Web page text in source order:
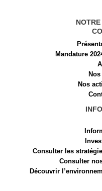
Mandature
Nos
Nos
Consulter les
Consulter
Découvrir